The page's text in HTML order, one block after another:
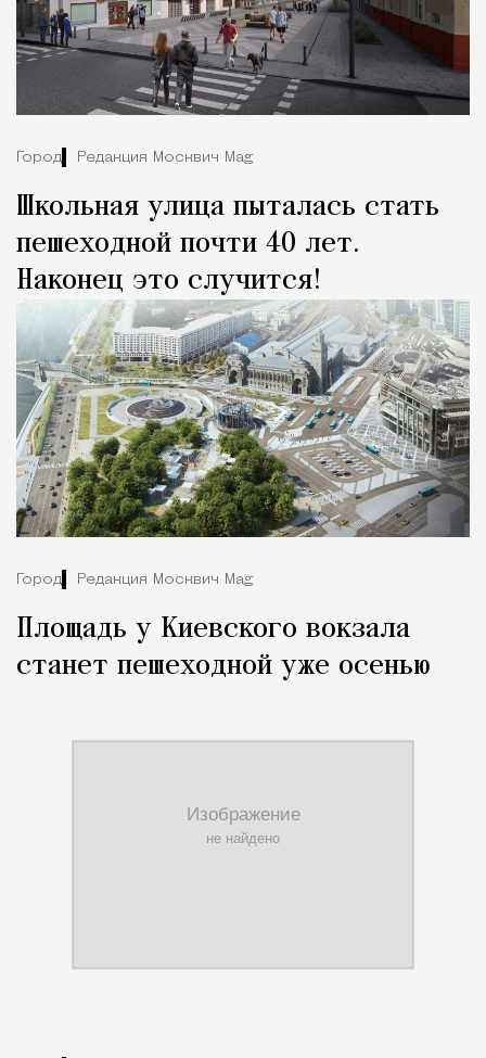
Город Редакция Москвич Mag
Школьная улица пыталась стать
пешеходной почти 40 лет.
Наконец это случится!
Город Редакция Москвич Mag
Площадь у Киевского вокзала
станет пешеходной уже осенью